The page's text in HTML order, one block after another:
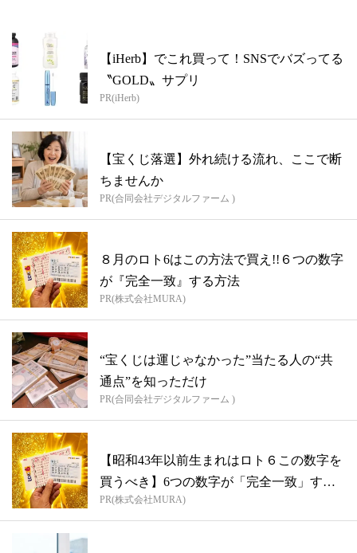
【iHerb】でこれ買って！SNSでバズってる
〝GOLD〟サプリ
PR(iHerb)
【宝くじ落選】外れ続ける流れ、ここで断
ちませんか
PR(合同会社デジタルファーム )
８月のロト6はこの方法で買え!!６つの数字
が『完全一致』する方法
PR(株式会社MURA)
“宝くじは運じゃなかった”当たる人の“共
通点”を知っただけ
PR(合同会社デジタルファーム )
【昭和43年以前生まれはロト６この数字を
買うべき】6つの数字が「完全一致」する
方...
PR(株式会社MURA)